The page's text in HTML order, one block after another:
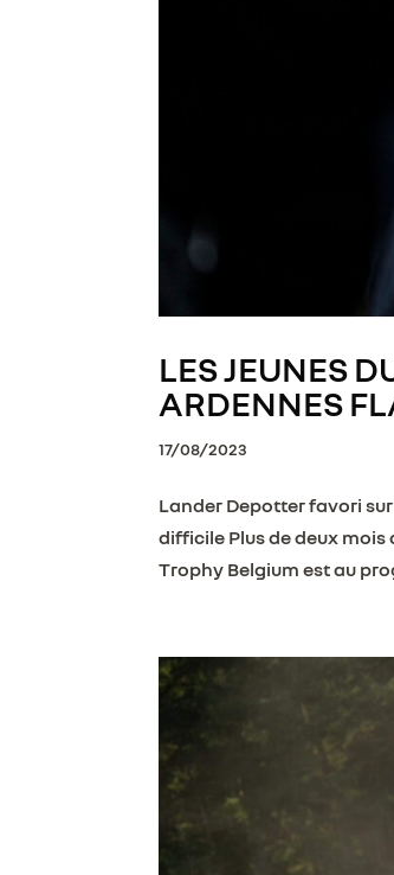
LES JEUNES
ARDENNES
17/08/2023
Lander Depotter favori
difficile Plus de deux
Trophy Belgium est au